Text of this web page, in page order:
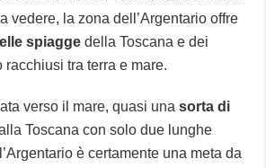
vedere, la zona dell’Argentario offre
spiagge della Toscana e dei
tra terra e mare.
verso il mare, quasi unasorta di
Toscana con solo due lunghe
è certamente una meta da